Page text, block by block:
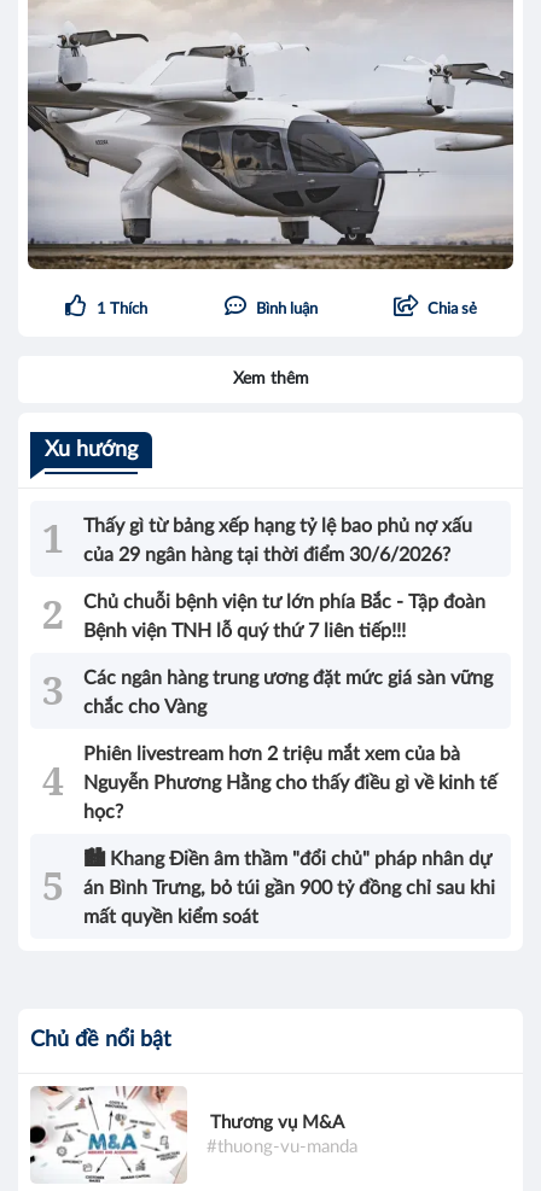
1 Thích Bình luận Chia sẻ
Xem thêm
Xu hướng
Thấy gì từ bảng xếp hạng tỷ lệ bao phủ nợ xấu
của 29 ngân hàng tại thời điểm 30/6/2026?
Chủ chuỗi bệnh viện tư lớn phía Bắc - Tập đoàn
Bệnh viện TNH lỗ quý thứ 7 liên tiếp!!!
Các ngân hàng trung ương đặt mức giá sàn vững
chắc cho Vàng
Phiên livestream hơn 2 triệu mắt xem của bà
Nguyễn Phương Hằng cho thấy điều gì về kinh tế
học?
🏙️ Khang Điền âm thầm "đổi chủ" pháp nhân dự
án Bình Trưng, bỏ túi gần 900 tỷ đồng chỉ sau khi
mất quyền kiểm soát
Chủ đề nổi bật
Thương vụ M&A
#thuong-vu-manda